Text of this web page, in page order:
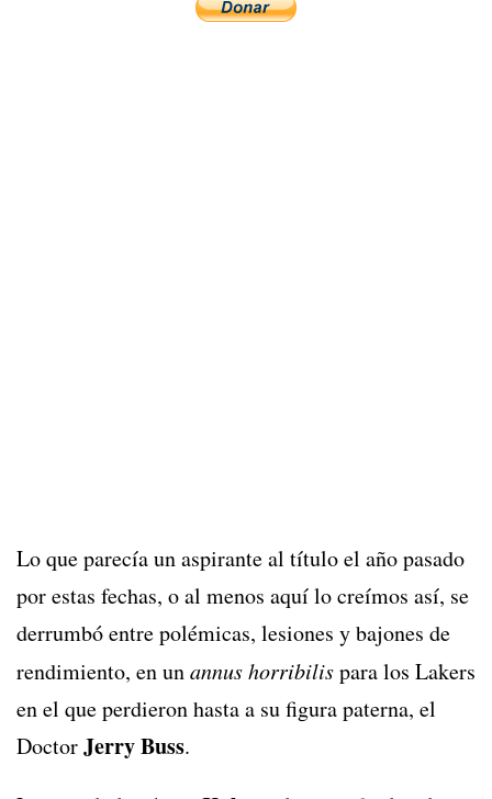
Lo que parecía un aspirante al título el año pasado
por estas fechas, o al menos aquí lo creímos así, se
derrumbó entre polémicas, lesiones y bajones de
rendimiento, en unannus horribilispara los Lakers
en el que perdieron hasta a su figura paterna, el
DoctorJerry Buss.